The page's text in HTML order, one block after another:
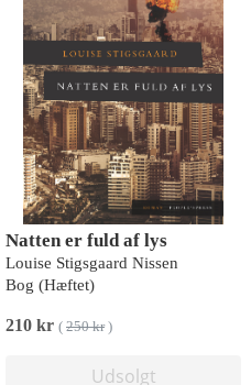
Natten er fuld af lys
Louise Stigsgaard Nissen
Bog (Hæftet)
210 kr ( 250 kr)
Udsolgt